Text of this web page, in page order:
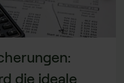
die ideale